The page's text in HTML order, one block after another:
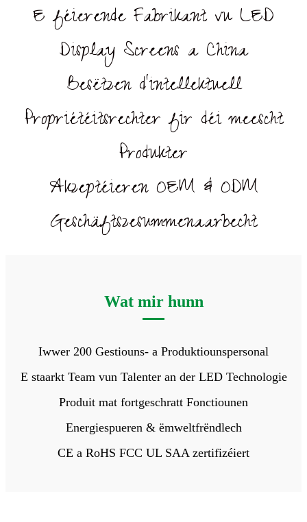
E féierende Fabrikant vu LED
Display Screens a China
Besëtzen d'intellektuell
Propriétéitsrechter fir déi meescht
Produkter
Akzeptéieren OEM & ODM
Geschäftszesummenaarbecht
Wat mir hunn
Iwwer 200 Gestiouns- a Produktiounspersonal
E staarkt Team vun Talenter an der LED Technologie
Produit mat fortgeschratt Fonctiounen
Energiespueren & ëmweltfrëndlech
CE a RoHS FCC UL SAA zertifizéiert